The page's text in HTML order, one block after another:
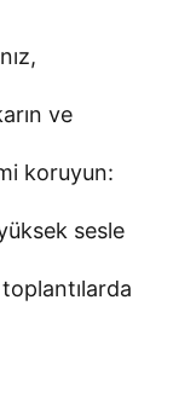
ve
koruyun:
sesle